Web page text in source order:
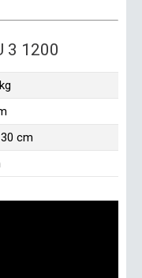
3 1200
cm